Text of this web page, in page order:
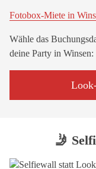
Fotobox-Miete in
Wähle das
deine Party in Winsen:
🤳